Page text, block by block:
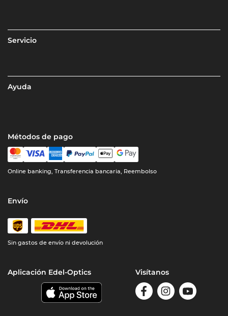
Servicio
Ayuda
Métodos de pago
Online banking, Transferencia bancaria, Reembolso
Envío
Sin gastos de envío ni devolución
Aplicación Edel-Optics Visítanos